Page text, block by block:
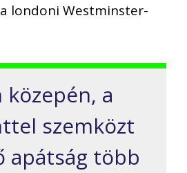
londoni Westminster-
a
szemközt
apátság több